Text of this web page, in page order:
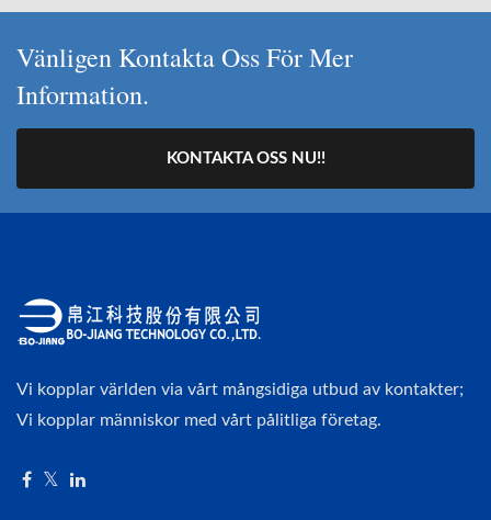
Vänligen Kontakta Oss För Mer
Information.
KONTAKTA OSS NU!!
Vi kopplar världen via vårt mångsidiga utbud av kontakter;
Vi kopplar människor med vårt pålitliga företag.